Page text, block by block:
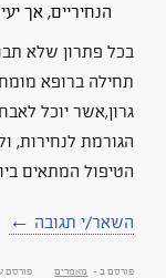
הנחיריים, אך
בכל פתרון שלא תבחרו
תחילה ברופא מומחה אף
גרון,אשר יוכל לאבחן
הגורמת לנחירות,
הטיפול המתאים ביותר.
השאר/י תגובה ←
פורסם ב - מאמרים פורסם על ידי